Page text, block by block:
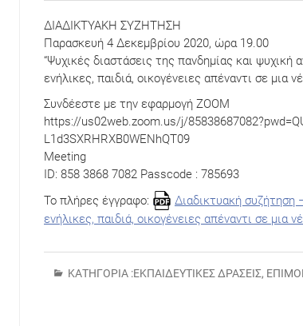
ΔΙΑΔΙΚΤΥΑΚΗ ΣΥΖΗΤΗΣΗ
Παρασκευή 4 Δεκεμβρίου 2020, ώρα 19.00
“Ψυχικές διαστάσεις της πανδημίας και ψυχική
ενήλικες, παιδιά, οικογένειες απέναντι σε μια
Συνδέεστε με την εφαρμογή ΖΟΟΜ
https://us02web.zoom.us/j/
L1d3SXRHRXB0WENhQT09
Meeting
ID: 858 3868 7082 Passcode : 785693
Το πλήρες έγγραφο:
Διαδικτυακή συζήτηση
ενήλικες, παιδιά, οικογένειες απέναντι σε μια
ΚΑΤΗΓΟΡΊΑ :ΕΚΠΑΙΔΕΥΤΙΚΈΣ ΔΡΆΣΕΙΣ,